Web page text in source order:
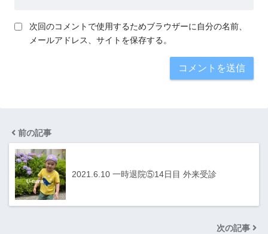
次回のコメントで使用するためブラウザーに自分の名前、
メールアドレス、サイトを保存する。
前の記事
2021.6.10 一時退院⑤14日目 外来受診
次の記事